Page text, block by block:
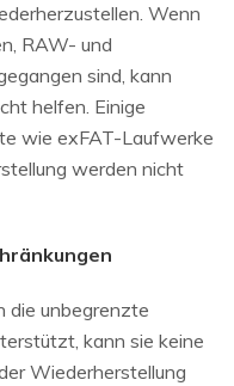
Wenn
RAW- und
sind, kann
helfen. Einige
wie exFAT-Laufwerke
werden nicht
die unbegrenzte
kann sie keine
Wiederherstellung